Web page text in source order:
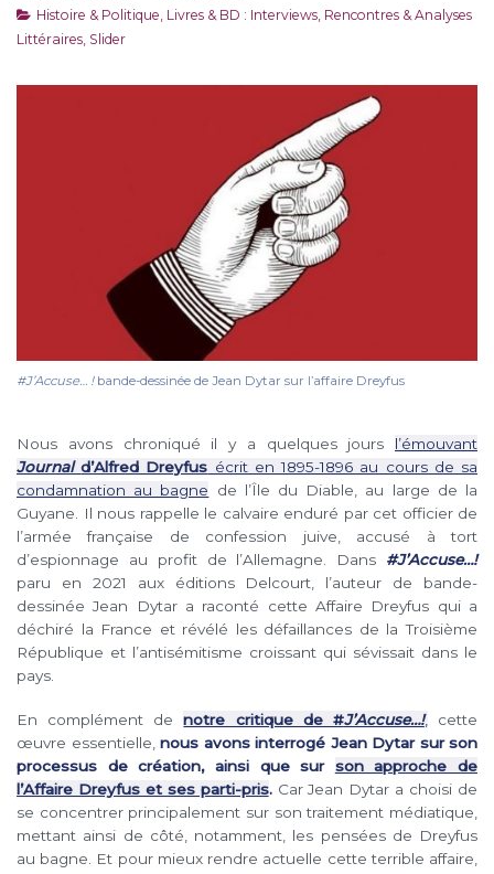
Histoire & Politique Livres & BD : Interviews Rencontres & Analyses
Littéraires Slider
#J’Accuse… !bande-dessinée de Jean Dytar sur l’affaire Dreyfus
Nous avons chroniqué il y a quelques jours l’émouvant
Journald’Alfred Dreyfus écrit en 1895-1896 au cours de sa
condamnation au bagne de l’Île du Diable, au large de la
Guyane. Il nous rappelle le calvaire enduré par cet officier de
l’armée française de confession juive, accusé à tort
d’espionnage au profit de l’Allemagne. Dans #J’Accuse…!
paru en 2021 aux éditions Delcourt, l’auteur de bande-
dessinée Jean Dytar a raconté cette Affaire Dreyfus qui a
déchiré la France et révélé les défaillances de la Troisième
République et l’antisémitisme croissant qui sévissait dans le
pays.
En complément denotre critique de #J’Accuse…!, cette
œuvre essentielle, nous avons interrogé Jean Dytar sur son
processus de création, ainsi que sur son approche de
l’Affaire Dreyfus et ses parti-pris.Car Jean Dytar a choisi de
se concentrer principalement sur son traitement médiatique,
mettant ainsi de côté, notamment, les pensées de Dreyfus
au bagne. Et pour mieux rendre actuelle cette terrible affaire,